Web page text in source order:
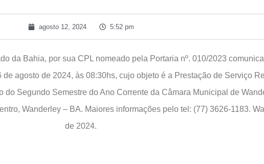
agosto 12, 2024 5:52 pm
da Bahia, por sua CPL nomeado pela Portaria nº. 010/2023
agosto de 2024, às 08:30hs, cujo objeto é a Prestação de Serviço
Segundo Semestre do Ano Corrente da Câmara Municipal de
Wanderley – BA. Maiores informações pelo tel: (77) 3626-1183.
de 2024.